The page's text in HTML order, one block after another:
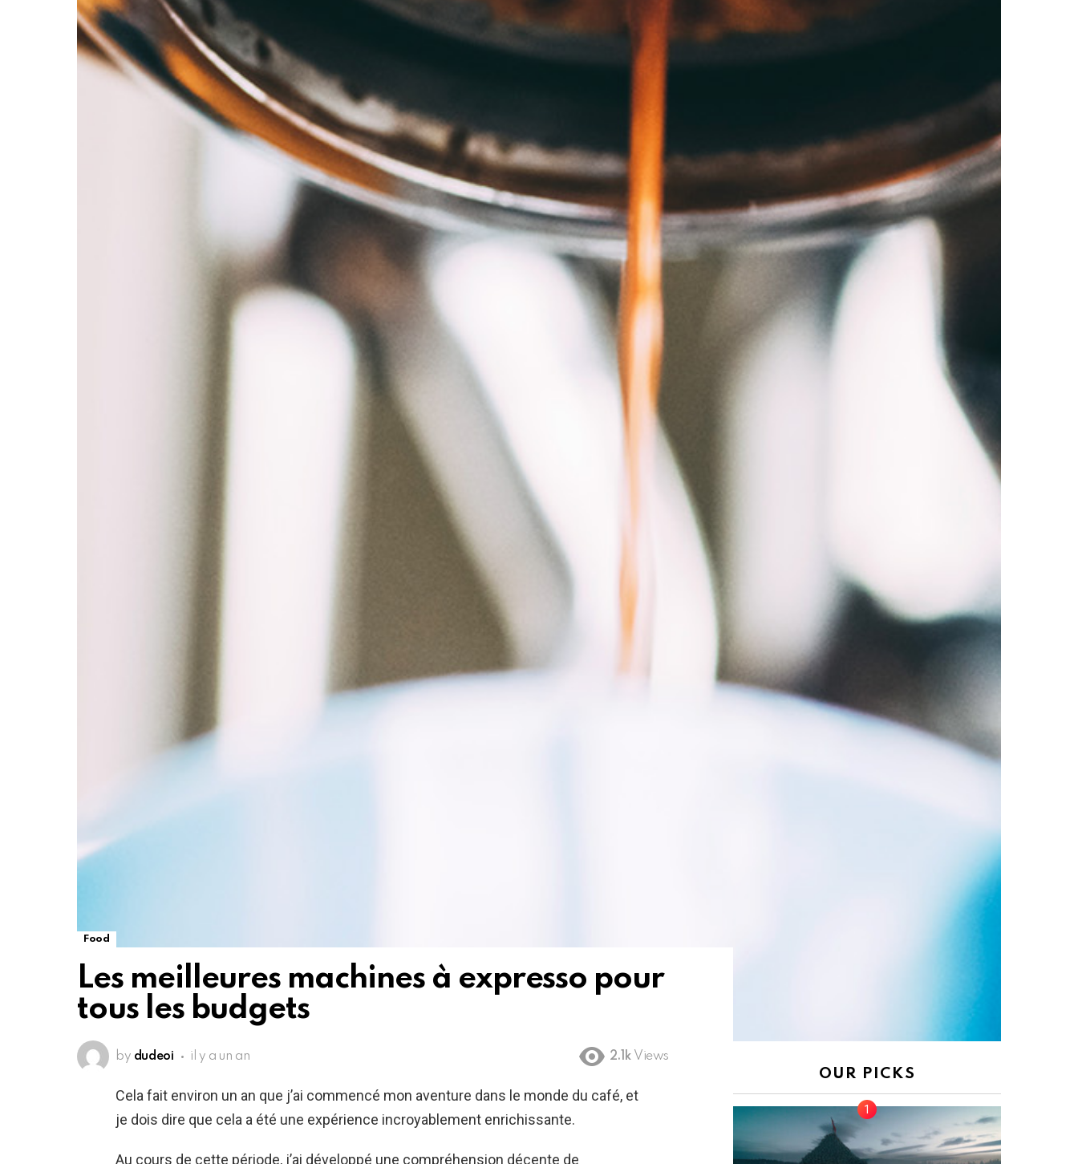
Food
Les meilleures machines à expresso pour
tous les budgets
by dudeoi il y a un an 2.1k Views
Cela fait environ un an que j’ai commencé mon aventure dans le monde du café, et
je dois dire que cela a été une expérience incroyablement enrichissante.
Au cours de cette période, j’ai développé une compréhension décente de
OUR PICKS